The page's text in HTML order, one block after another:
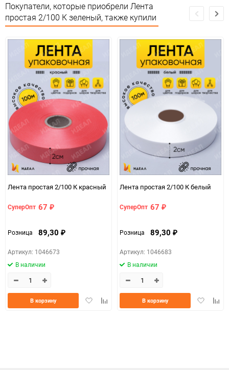
Страна изготовителя
Сертификация
Не подлежит
сертификации
Особые условия
Особых условий не
требует
Минимальное количество
Количество в коробке
Единица измерения шт
Размер 2см*100м (простая)
8cc6-b03af2b6059f
Покупатели, которые приобрели Лента
простая 2/100 К зеленый, также купили
Лента простая 2/100 К красный
СуперОпт 67 ₽
Розница 89,30 ₽
Артикул: 1046673
В наличии
ДобавитьДобавить
В корзину
Лента простая 2/100 К белый
СуперОпт 67 ₽
Розница 89,30 ₽
Артикул: 1046683
В наличии
Добавить
В корзину